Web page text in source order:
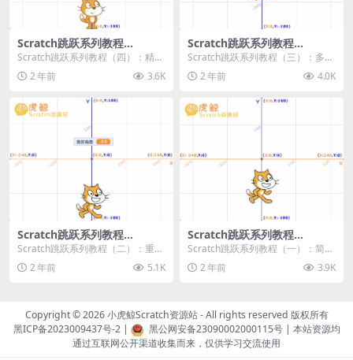
Scratch跳跃系列教程
（四）：精准着陆
Scratch跳跃系列教程（四）：精准
着陆 作者：小虎鲸Scratch资源站
... 2 年前 3.6K
Scratch跳跃系列教程
（三）：多段跳跃
Scratch跳跃系列教程（三）：多段
跳跃 作者：小虎鲸Scratch资源站
连...2 年前 4.0K
Scratch跳跃系列教程
（二）：重力跳跃
Scratch跳跃系列教程（二）：重力
跳跃 作者：小虎鲸Scratch资源站
按...2 年前 5.1K
Scratch跳跃系列教程
（一）：简单跳跃
Scratch跳跃系列教程（一）：简单
跳跃 作者：小虎鲸Scratch资源站
按...2 年前 3.9K
Copyright © 2026小虎鲸Scratch资源站- All rights reserved 版权所有
黑ICP备2023009437号-2| 黑公网安备23090002000115号| 本站资源均
通过互联网公开渠道收集而来，仅供学习交流使用